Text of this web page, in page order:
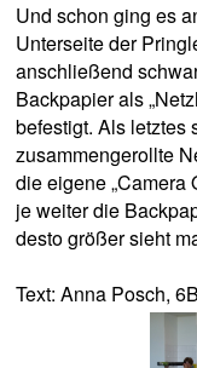
Und schon ging es
Unterseite der
anschließend
Backpapier als
befestigt. Als letztes
zusammengerollte
die eigene „Camera
je weiter die
desto größer sieht
Text: Anna Posch, 6B